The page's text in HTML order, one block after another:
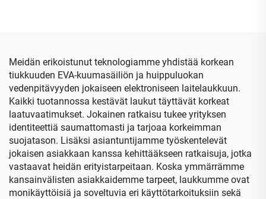
Meidän erikoistunut teknologiamme yhdistää korkean
tiukkuuden EVA-kuumasäiliön ja huippuluokan
vedenpitävyyden jokaiseen elektroniseen laitelaukkuun.
Kaikki tuotannossa kestävät laukut täyttävät korkeat
laatuvaatimukset. Jokainen ratkaisu tukee yrityksen
identiteettiä saumattomasti ja tarjoaa korkeimman
suojatason. Lisäksi asiantuntijamme työskentelevät
jokaisen asiakkaan kanssa kehittääkseen ratkaisuja, jotka
vastaavat heidän erityistarpeitaan. Koska ymmärrämme
kansainvälisten asiakkaidemme tarpeet, laukkumme ovat
monikäyttöisiä ja soveltuvia eri käyttötarkoituksiin sekä